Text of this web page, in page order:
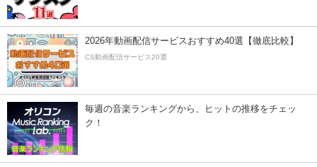
2026年動画配信サービスおすすめ40選【徹底比較】
CS動画配信サービス20選
毎週の音楽ランキングから、ヒットの推移をチェッ
ク！